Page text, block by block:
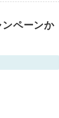
ペーンか